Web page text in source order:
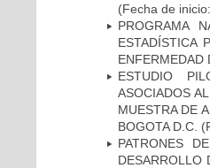
(Fecha de
PROGRAMA
ESTADÍSTICA
ENFERMEDAD
ESTUDIO
ASOCIADOS
MUESTRA DE
BOGOTA D.C.
PATRONES
DESARROLLO